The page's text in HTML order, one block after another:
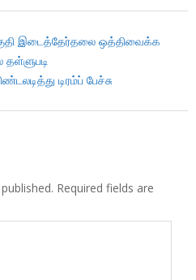
இடைத்தேர்தலை ஒத்திவைக்க
டிரம்ப் பேச்சு
Required fields are